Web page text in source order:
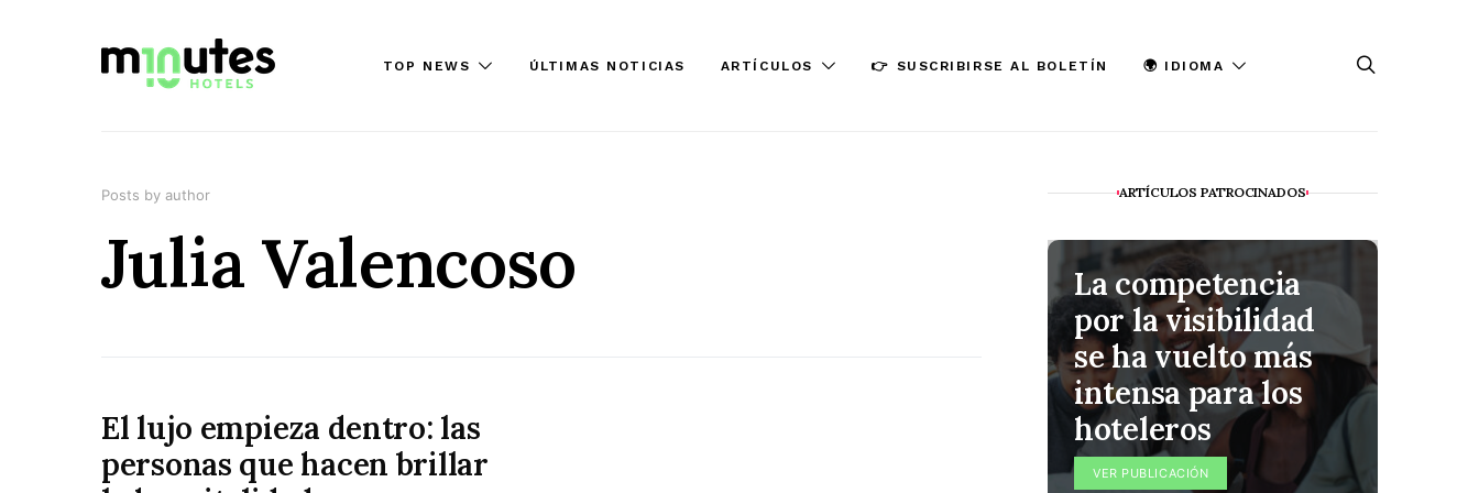
TOP NEWS ÚLTIMAS NOTICIAS ARTÍCULOS 👉 SUSCRIBIRSE AL BOLETÍN 🌍 IDIOMA
Posts by author
Julia Valencoso
El lujo empieza dentro: las
personas que hacen brillar
ARTÍCULOS PATROCINADOS
La competencia
por la visibilidad
se ha vuelto más
intensa para los
hoteleros
VER PUBLICACIÓN